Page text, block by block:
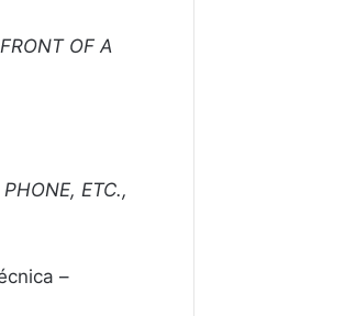
OF A
ETC.,
–